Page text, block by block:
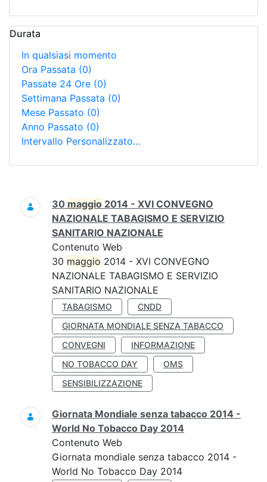
Durata
In qualsiasi momento
Ora Passata (0)
Passate 24 Ore (0)
Settimana Passata (0)
Mese Passato (0)
Anno Passato (0)
Intervallo Personalizzato…
Ricerca
30 maggio 2014 - XVI CONVEGNO
NAZIONALE TABAGISMO E SERVIZIO
SANITARIO NAZIONALE
Contenuto Web
30 maggio 2014 - XVI CONVEGNO
NAZIONALE TABAGISMO E SERVIZIO
SANITARIO NAZIONALE
TABAGISMO
CNDD
GIORNATA MONDIALE SENZA TABACCO
CONVEGNI
INFORMAZIONE
NO TOBACCO DAY
OMS
SENSIBILIZZAZIONE
Giornata Mondiale senza tabacco 2014 -
World No Tobacco Day 2014
Contenuto Web
Giornata mondiale senza tabacco 2014 -
World No Tobacco Day 2014